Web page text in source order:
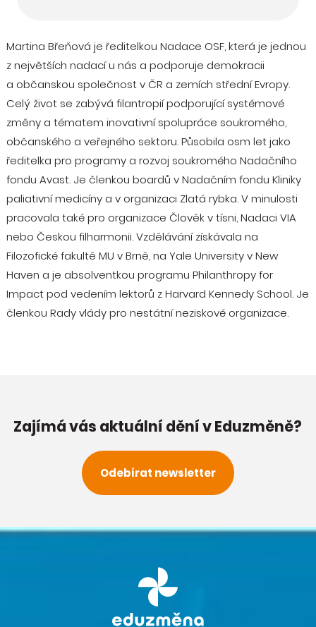
Martina Břeňová je ředitelkou Nadace OSF, která je jednou
z největších nadací u nás a podporuje demokracii
a občanskou společnost v ČR a zemích střední Evropy.
Celý život se zabývá filantropií podporující systémové
změny a tématem inovativní spolupráce soukromého,
občanského a veřejného sektoru. Působila osm let jako
ředitelka pro programy a rozvoj soukromého Nadačního
fondu Avast. Je členkou boardů v Nadačním fondu Kliniky
paliativní medicíny a v organizaci Zlatá rybka. V minulosti
pracovala také pro organizace Člověk v tísni, Nadaci VIA
nebo Českou filharmonii. Vzdělávání získávala na
Filozofické fakultě MU v Brně, na Yale University v New
Haven a je absolventkou programu Philanthropy for
Impact pod vedením lektorů z Harvard Kennedy School. Je
členkou Rady vlády pro nestátní neziskové organizace.
Zajímá vás aktuální dění v Eduzměně?
Odebírat newsletter